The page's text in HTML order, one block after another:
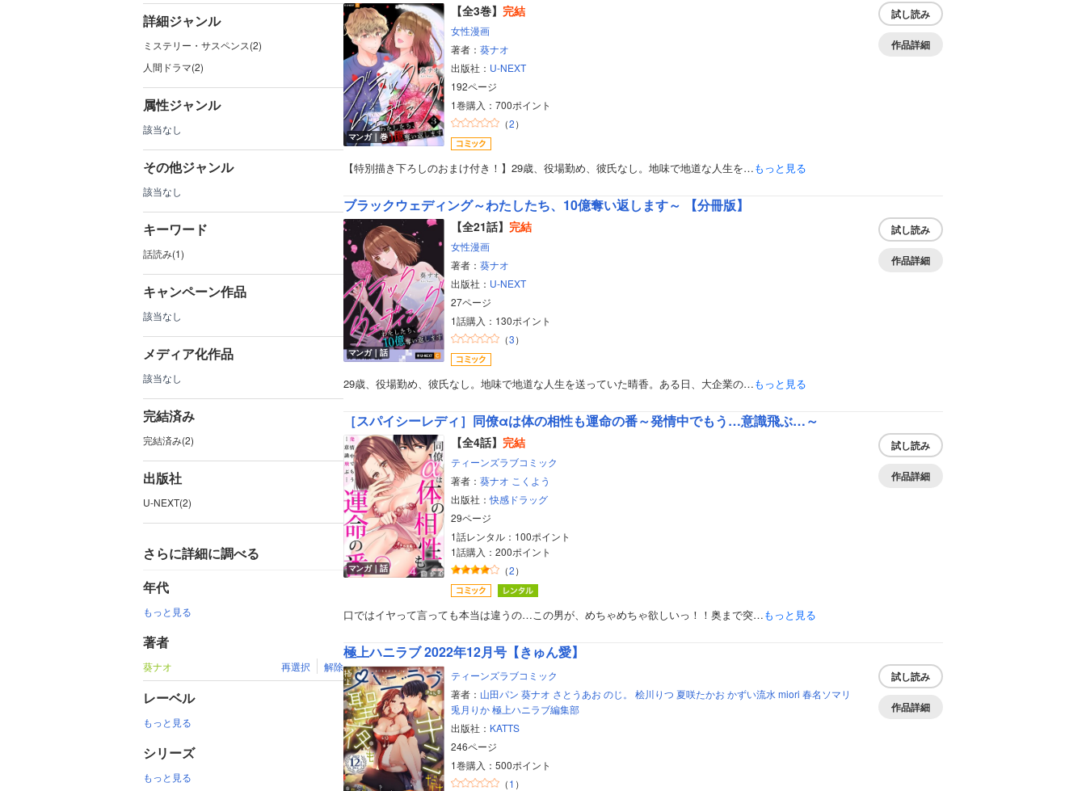
詳細ジャンル
ミステリー・サスペンス(2)
人間ドラマ(2)
属性ジャンル
該当なし
その他ジャンル
該当なし
キーワード
話読み(1)
キャンペーン作品
該当なし
メディア化作品
該当なし
完結済み
完結済み(2)
出版社
U-NEXT(2)
さらに詳細に調べる
年代
もっと見る
著者
葵ナオ 再選択 解除
レーベル
もっと見る
シリーズ
もっと見る
マンガ｜巻
【全3巻】 完結
女性漫画
著者： 葵ナオ
出版社： U-NEXT
192ページ
1巻購入：700ポイント
（2）
試し読み
作品詳細
【特別描き下ろしのおまけ付き！】29歳、役場勤め、彼氏なし。地味で地道な人生を…もっと見る
ブラックウェディング～わたしたち、10億奪い返します～ 【分冊版】
マンガ｜話
【全21話】 完結
女性漫画
著者： 葵ナオ
出版社： U-NEXT
27ページ
1話購入：130ポイント
（3）
試し読み
作品詳細
29歳、役場勤め、彼氏なし。地味で地道な人生を送っていた晴香。ある日、大企業の…もっと見る
［スパイシーレディ］同僚αは体の相性も運命の番～発情中でもう…意識飛ぶ…～
マンガ｜話
【全4話】 完結
ティーンズラブコミック
著者： 葵ナオ こくよう
出版社：快感ドラッグ
29ページ
1話レンタル：100ポイント
1話購入：200ポイント
（2）
試し読み
作品詳細
口ではイヤって言っても本当は違うの…この男が、めちゃめちゃ欲しいっ！！奥まで突…もっと見る
極上ハニラブ 2022年12月号【きゅん愛】
ティーンズラブコミック
著者： 山田パン 葵ナオ さとうあお のじ。 桧川りつ 夏咲たかお かずい流水 miori 春名ソマリ
兎月りか 極上ハニラブ編集部
出版社： KATTS
246ページ
1巻購入：500ポイント
（1 ）
試し読み
作品詳細